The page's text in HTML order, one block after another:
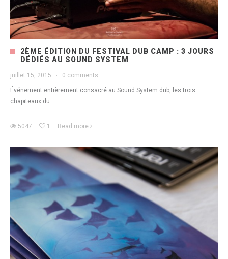
2ÈME ÉDITION DU FESTIVAL DUB CAMP : 3 JOURS
DÉDIÉS AU SOUND SYSTEM
juillet 15, 2015 · 0 comments
Événement entièrement consacré au Sound System dub, les trois
chapiteaux du
5047 1 Read more